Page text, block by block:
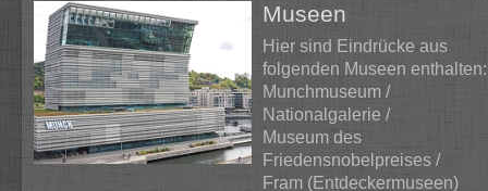
Museen
Hier sind Eindrücke aus
folgenden Museen enthalten:
Munchmuseum /
Nationalgalerie /
Museum des
Friedensnobelpreises /
Fram (Entdeckermuseen)